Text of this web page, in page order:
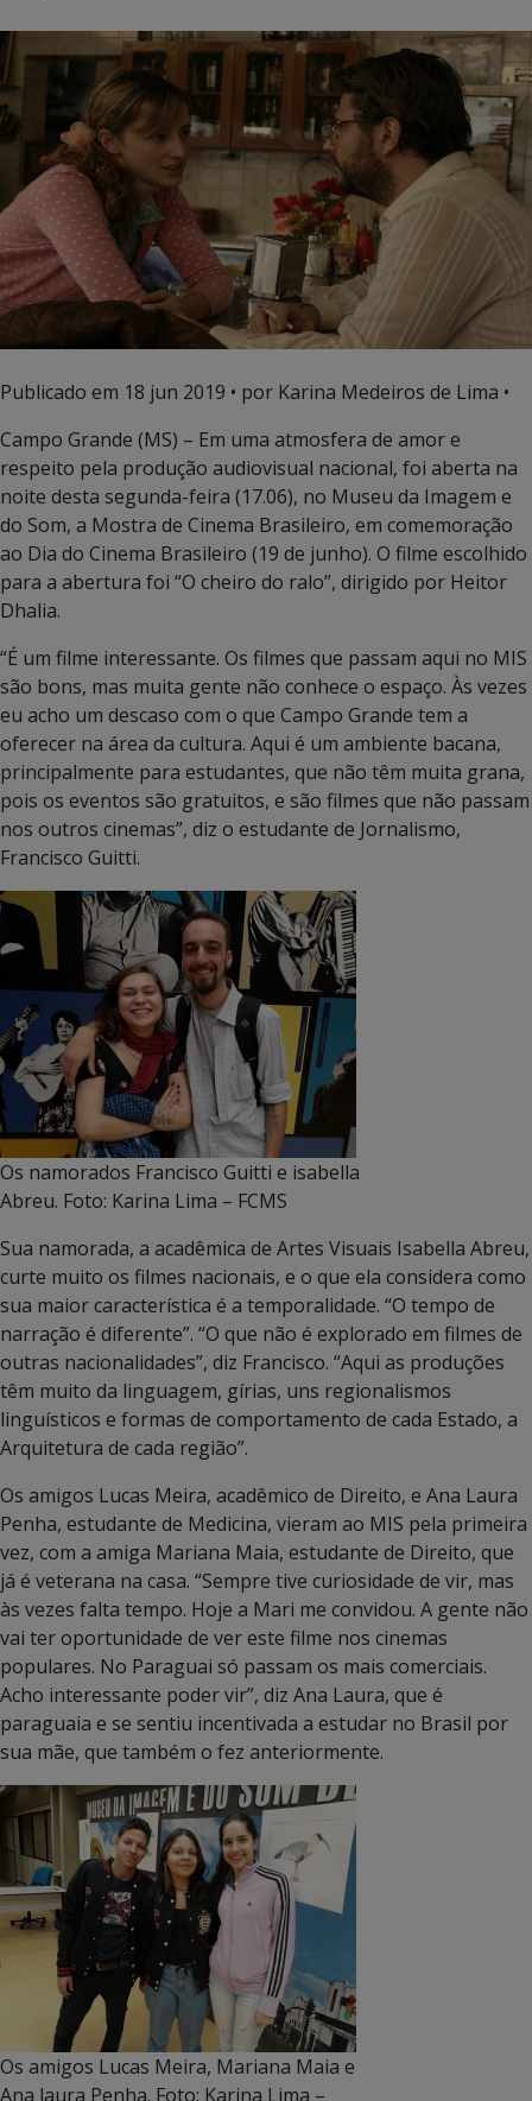
Publicado em 18 jun 2019 • por Karina Medeiros de Lima •
Campo Grande (MS) – Em uma atmosfera de amor e
respeito pela produção audiovisual nacional, foi aberta na
noite desta segunda-feira (17.06), no Museu da Imagem e
do Som, a Mostra de Cinema Brasileiro, em comemoração
ao Dia do Cinema Brasileiro (19 de junho). O filme escolhido
para a abertura foi “O cheiro do ralo”, dirigido por Heitor
Dhalia.
“É um filme interessante. Os filmes que passam aqui no MIS
são bons, mas muita gente não conhece o espaço. Às vezes
eu acho um descaso com o que Campo Grande tem a
oferecer na área da cultura. Aqui é um ambiente bacana,
principalmente para estudantes, que não têm muita grana,
pois os eventos são gratuitos, e são filmes que não passam
nos outros cinemas”, diz o estudante de Jornalismo,
Francisco Guitti.
Os namorados Francisco Guitti e isabella
Abreu. Foto: Karina Lima – FCMS
Sua namorada, a acadêmica de Artes Visuais Isabella Abreu,
curte muito os filmes nacionais, e o que ela considera como
sua maior característica é a temporalidade. “O tempo de
narração é diferente”. “O que não é explorado em filmes de
outras nacionalidades”, diz Francisco. “Aqui as produções
têm muito da linguagem, gírias, uns regionalismos
linguísticos e formas de comportamento de cada Estado, a
Arquitetura de cada região”.
Os amigos Lucas Meira, acadêmico de Direito, e Ana Laura
Penha, estudante de Medicina, vieram ao MIS pela primeira
vez, com a amiga Mariana Maia, estudante de Direito, que
já é veterana na casa. “Sempre tive curiosidade de vir, mas
às vezes falta tempo. Hoje a Mari me convidou. A gente não
vai ter oportunidade de ver este filme nos cinemas
populares. No Paraguai só passam os mais comerciais.
Acho interessante poder vir”, diz Ana Laura, que é
paraguaia e se sentiu incentivada a estudar no Brasil por
sua mãe, que também o fez anteriormente.
Os amigos Lucas Meira, Mariana Maia e
Ana laura Penha. Foto: Karina Lima –